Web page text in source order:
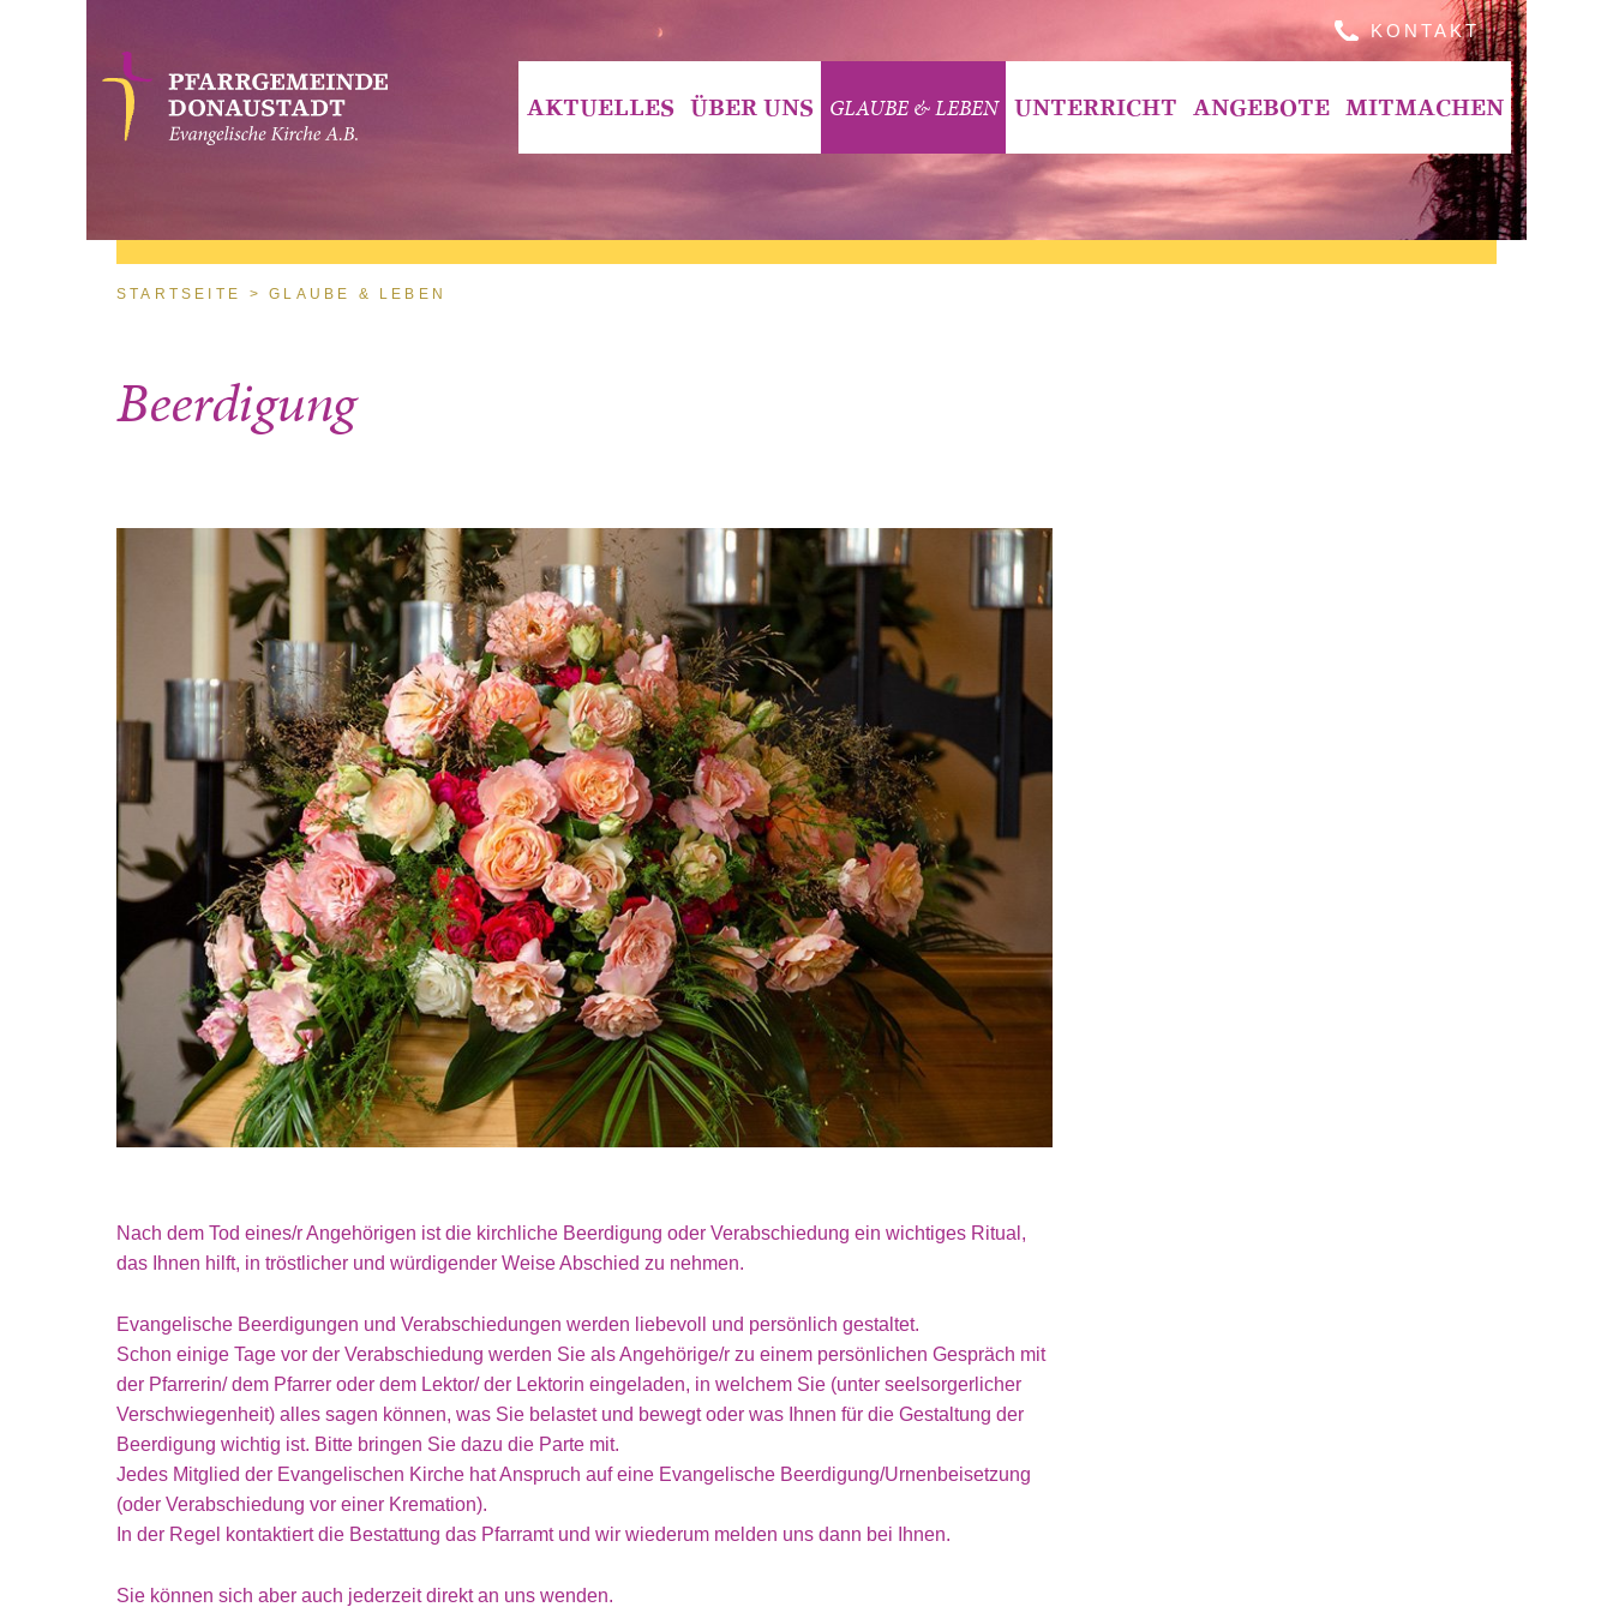
KONTAKT
AKTUELLES ÜBER UNS GLAUBE & LEBEN UNTERRICHT ANGEBOTE MITMACHEN
Sie sind hier
STARTSEITE GLAUBE & LEBEN
Beerdigung
Nach dem Tod eines/r Angehörigen ist die kirchliche Beerdigung oder Verabschiedung ein wichtiges Ritual,
das Ihnen hilft, in tröstlicher und würdigender Weise Abschied zu nehmen.
Evangelische Beerdigungen und Verabschiedungen werden liebevoll und persönlich gestaltet.
Schon einige Tage vor der Verabschiedung werden Sie als Angehörige/r zu einem persönlichen Gespräch mit
der Pfarrerin/ dem Pfarrer oder dem Lektor/ der Lektorin eingeladen, in welchem Sie (unter seelsorgerlicher
Verschwiegenheit) alles sagen können, was Sie belastet und bewegt oder was Ihnen für die Gestaltung der
Beerdigung wichtig ist. Bitte bringen Sie dazu die Parte mit.
Jedes Mitglied der Evangelischen Kirche hat Anspruch auf eine Evangelische Beerdigung/Urnenbeisetzung
(oder Verabschiedung vor einer Kremation).
In der Regel kontaktiert die Bestattung das Pfarramt und wir wiederum melden uns dann bei Ihnen.
Sie können sich aber auch jederzeit direkt an uns wenden.